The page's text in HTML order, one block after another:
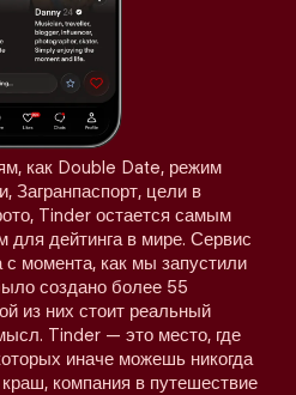
как Double Date, режим
Загранпаспорт, цели в
Tinder остается самым
дейтинга в мире. Сервис
с момента, как мы запустили
создано более 55
из них стоит реальный
Tinder — это место, где
иначе можешь никогда
компания в путешествие